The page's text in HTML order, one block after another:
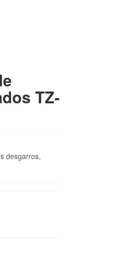
TZ-
desgarros,